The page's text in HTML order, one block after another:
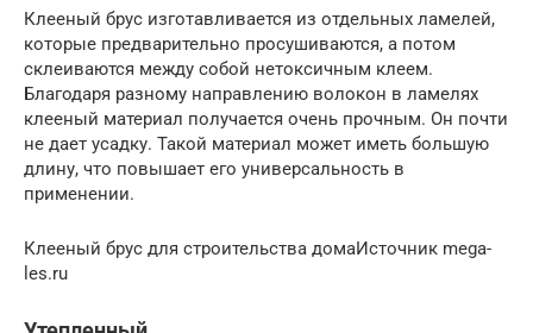
Клееный брус изготавливается из отдельных ламелей,
которые предварительно просушиваются, а потом
склеиваются между собой нетоксичным клеем.
Благодаря разному направлению волокон в ламелях
клееный материал получается очень прочным. Он почти
не дает усадку. Такой материал может иметь большую
длину, что повышает его универсальность в
применении.
Клееный брус для строительства домаИсточник mega-
les.ru